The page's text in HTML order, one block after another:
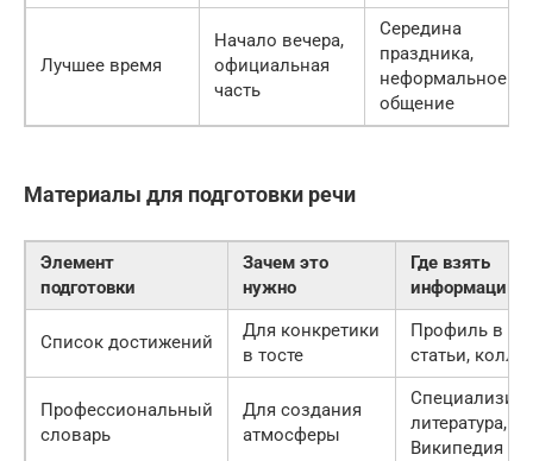
Лучшее время
Начало вечера,
официальная
часть
Середина
праздника,
неформальное
общение
Материалы для подготовки речи
Элемент
подготовки
Зачем это
нужно
Где взять
информацию
Список достижений
Для конкретики
в тосте
Профиль в
статьи,
Профессиональный
словарь
Для создания
атмосферы
литература,
Википедия